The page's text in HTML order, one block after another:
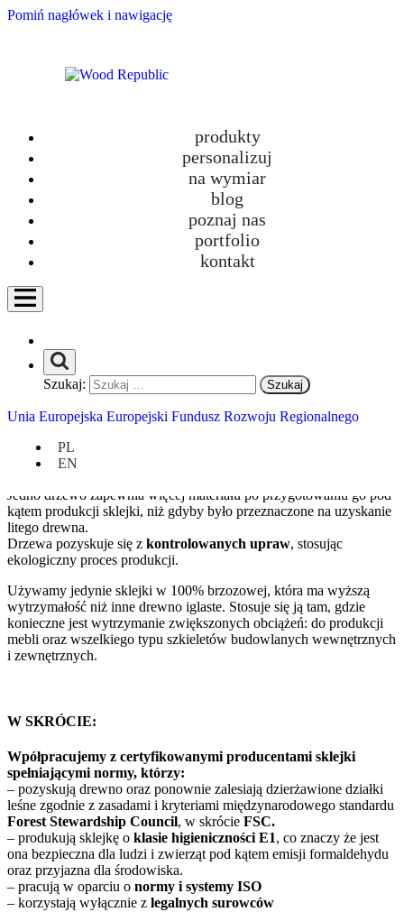
Pomiń nagłówek i nawigację
produkty
personalizuj
na wymiar
blog
poznaj nas
portfolio
kontakt
Szukaj:
Unia Europejska Europejski Fundusz Rozwoju Regionalnego
PL
EN
To, jaka jest sklejka i meble z niej tworzone w odniesieniu do środowiska
Sustainable
znaczy? Chyba nie ma w języku polskim dobrego odpowiednika. Można
odpowiada potrzebom teraźniejszości bez narażania zdolności przyszłych
pokoleń do zaspokojenia własnych potrzeb”.
wykonanych z niej meblach.
SKLEJKA JAKO SUROWIEC
Sklejka tojeden z najbardziej przyjaznych materiałów dla
środowiska
Jedno drzewo zapewnia więcej materiału po przygotowaniu go pod
kątem produkcji sklejki, niż gdyby było przeznaczone na uzyskanie
litego drewna.
Drzewa pozyskuje się z kontrolowanych upraw, stosując
ekologiczny proces produkcji.
Używamy jedynie sklejki w 100% brzozowej, która ma wyższą
wytrzymałość niż inne drewno iglaste. Stosuje się ją tam, gdzie
konieczne jest wytrzymanie zwiększonych obciążeń: do produkcji
mebli oraz wszelkiego typu szkieletów budowlanych wewnętrznych
i zewnętrznych.
W SKRÓCIE:
Wpółpracujemy z certyfikowanymi producentami sklejki
spełniającymi normy, którzy:
– pozyskują drewno oraz ponownie zalesiają dzierżawione działki
leśne zgodnie z zasadami i kryteriami międzynarodowego standardu
Forest Stewardship Council, w skrócie FSC.
– produkują sklejkę o klasie higieniczności E1, co znaczy że jest
ona bezpieczna dla ludzi i zwierząt pod kątem emisji formaldehydu
oraz przyjazna dla środowiska.
– pracują w oparciu o normy i systemy ISO
– korzystają wyłącznie z legalnych surowców